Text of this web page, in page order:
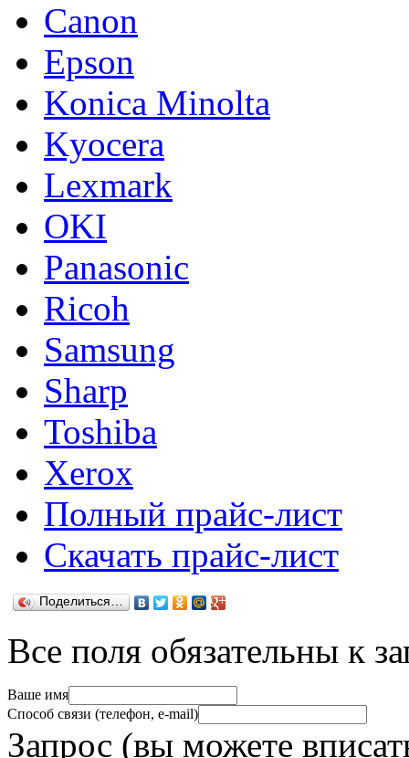
Canon
Epson
Konica Minolta
Kyocera
Lexmark
OKI
Panasonic
Ricoh
Samsung
Sharp
Toshiba
Xerox
Полный прайс-лист
Скачать прайс-лист
Поделиться…
Все поля обязательны к
Ваше имя
Способ связи (телефон, e-mail)
Запрос (вы можете